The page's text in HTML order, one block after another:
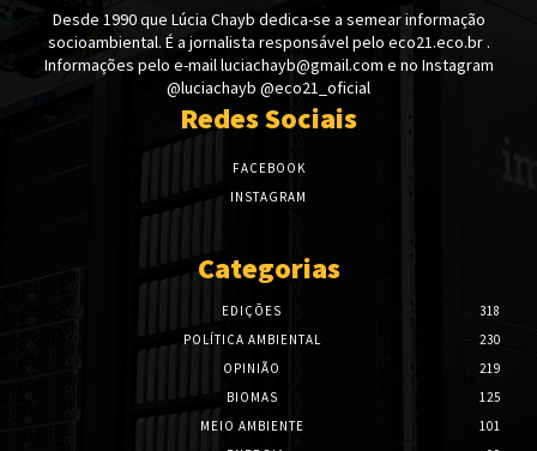
Desde 1990 que Lúcia Chayb dedica-se a semear informação
socioambiental. É a jornalista responsável pelo eco21.eco.br .
Informações pelo e-mail luciachayb@gmail.com e no Instagram
@luciachayb @eco21_oficial
Redes Sociais
FACEBOOK
INSTAGRAM
Categorias
EDIÇÕES
318
POLÍTICA AMBIENTAL
230
OPINIÃO
219
BIOMAS
125
MEIO AMBIENTE
101